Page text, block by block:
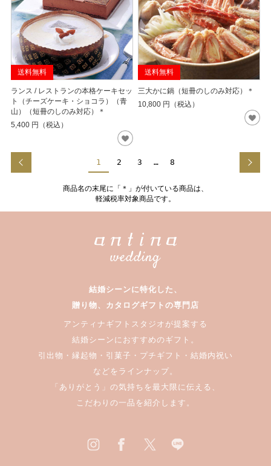
送料無料
ランス / レストランの本格ケーキセッ
ト（チーズケーキ・ショコラ）（青
山）（短冊のしのみ対応）＊
5,400 円（税込）
送料無料
三大かに鍋（短冊のしのみ対応）＊
10,800 円（税込）
1 2 3 … 8
商品名の末尾に「＊」が付いている商品は、
軽減税率対象商品です。
結婚シーンに特化した、
贈り物、カタログギフトの専門店
アンティナギフトスタジオが提案する
結婚シーンにおすすめのギフト。
引出物・縁起物・引菓子・プチギフト・結婚内祝い
などをラインナップ。
「ありがとう」の気持ちを最大限に伝える、
こだわりの一品を紹介します。